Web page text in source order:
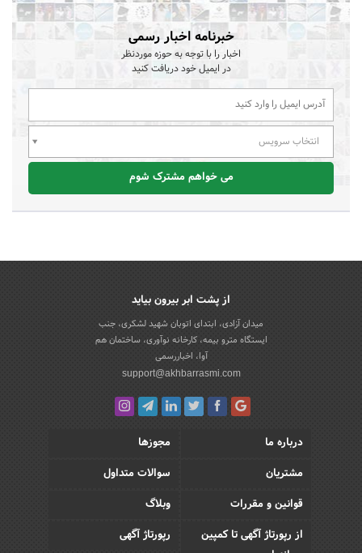
خبرنامه اخبار رسمی
اخبار را با توجه به حوزه موردنظر
در ایمیل خود دریافت کنید
انتخاب سرویس
می خواهم مشترک شوم
از پشت ابر بیرون بیاید
میدان آزادی، ابتدای اتوبان شهید لشکری، جنب
ایستگاه مترو بیمه، کارخانه نوآوری، ساختمان هم
آوا، اخباررسمی
support@akhbarrasmi.com
درباره ما
مجوزها
مشتریان
سوالات متداول
قوانین و مقررات
وبلاگ
از رپورتاژ آگهی تا کمپین
رپورتاژ آگهی